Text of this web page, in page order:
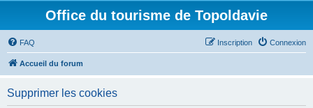
Office du tourisme de Topoldavie
FAQ Connexion
Inscription
Accueil du forum
Supprimer les cookies